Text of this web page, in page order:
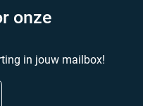
onze
in jouw mailbox!